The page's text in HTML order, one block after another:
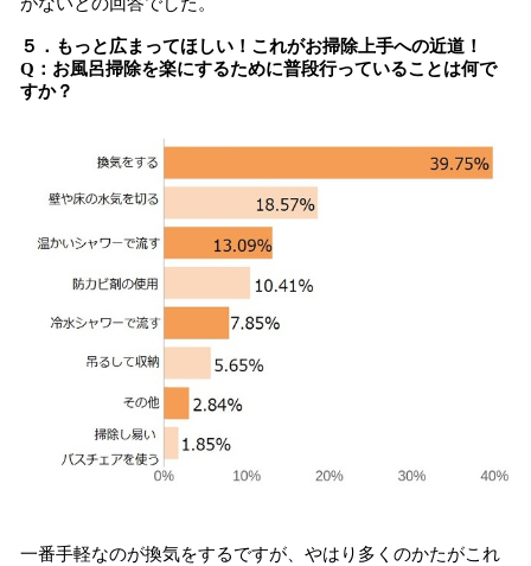
５．もっと広まってほしい！これがお掃除上手への近道！
Q：お風呂掃除を楽にするために普段行っていることは何で
すか？
一番手軽なのが換気をするですが、やはり多くのかたがこれ